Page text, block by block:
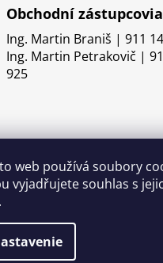
web používá soubory
vyjadřujete souhlas s
.
Obchodní zástupcovia
Ing. Martin Braniš | 911
Ing. Martin Petrakovič |
925